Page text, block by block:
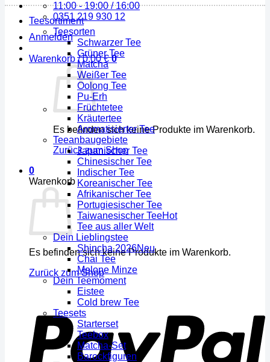
11:00 - 19:00 / 16:00
0351 219 930 12
Anmelden
Warenkorb /0,00€ 0
Es befinden sich keine Produkte im Warenkorb.
Zurück zum Shop
0
Warenkorb
Es befinden sich keine Produkte im Warenkorb.
Zurück zum Shop
Teesortiment
Teesorten
Schwarzer Tee
Grüner Tee
Matcha
Weißer Tee
Oolong Tee
Pu-Erh
Früchtetee
Kräutertee
Aromatisierter Tee
Teeanbaugebiete
Japanischer Tee
Chinesischer Tee
Indischer Tee
Koreanischer Tee
Afrikanischer Tee
Portugiesischer Tee
Taiwanesischer Tee
Tee aus aller Welt
Dein Lieblingstee
Shincha 2026
Chai Tee
Melone Minze
Dein Teemoment
Eistee
Cold brew Tee
Teesets
Starterset
Teebox
Matcha-Set
Barockfiguren